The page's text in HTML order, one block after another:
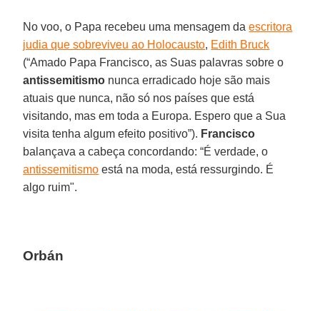
No voo, o Papa recebeu uma mensagem daescritora
judia que sobreviveu ao Holocausto, Edith Bruck
(“Amado Papa Francisco, as Suas palavras sobre o
antissemitismo nunca erradicado hoje são mais
atuais que nunca, não só nos países que está
visitando, mas em toda a Europa. Espero que a Sua
visita tenha algum efeito positivo”). Francisco
balançava a cabeça concordando: “É verdade, o
antissemitismo está na moda, está ressurgindo. É
algo ruim".
Orbán